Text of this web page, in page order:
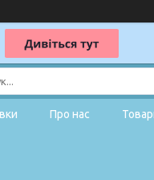
Про нас